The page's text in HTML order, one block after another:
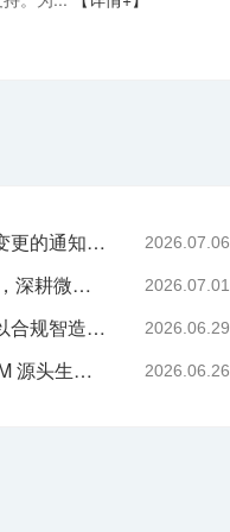
关于消毒型医用超声耦合剂外包装装箱方式变更的通知-武汉耦合医学 2026.07.06
武汉耦合医学：聚焦一次性切口保护套OEM，深耕微创耗材定制代工领域 2026.07.01
液体伤口敷料代工行业升级，武汉耦合医学以合规智造赋能品牌发展 2026.06.29
武汉耦合医学｜专业二类妇科凝胶 OEM/ODM 源头生产厂家 2026.06.26